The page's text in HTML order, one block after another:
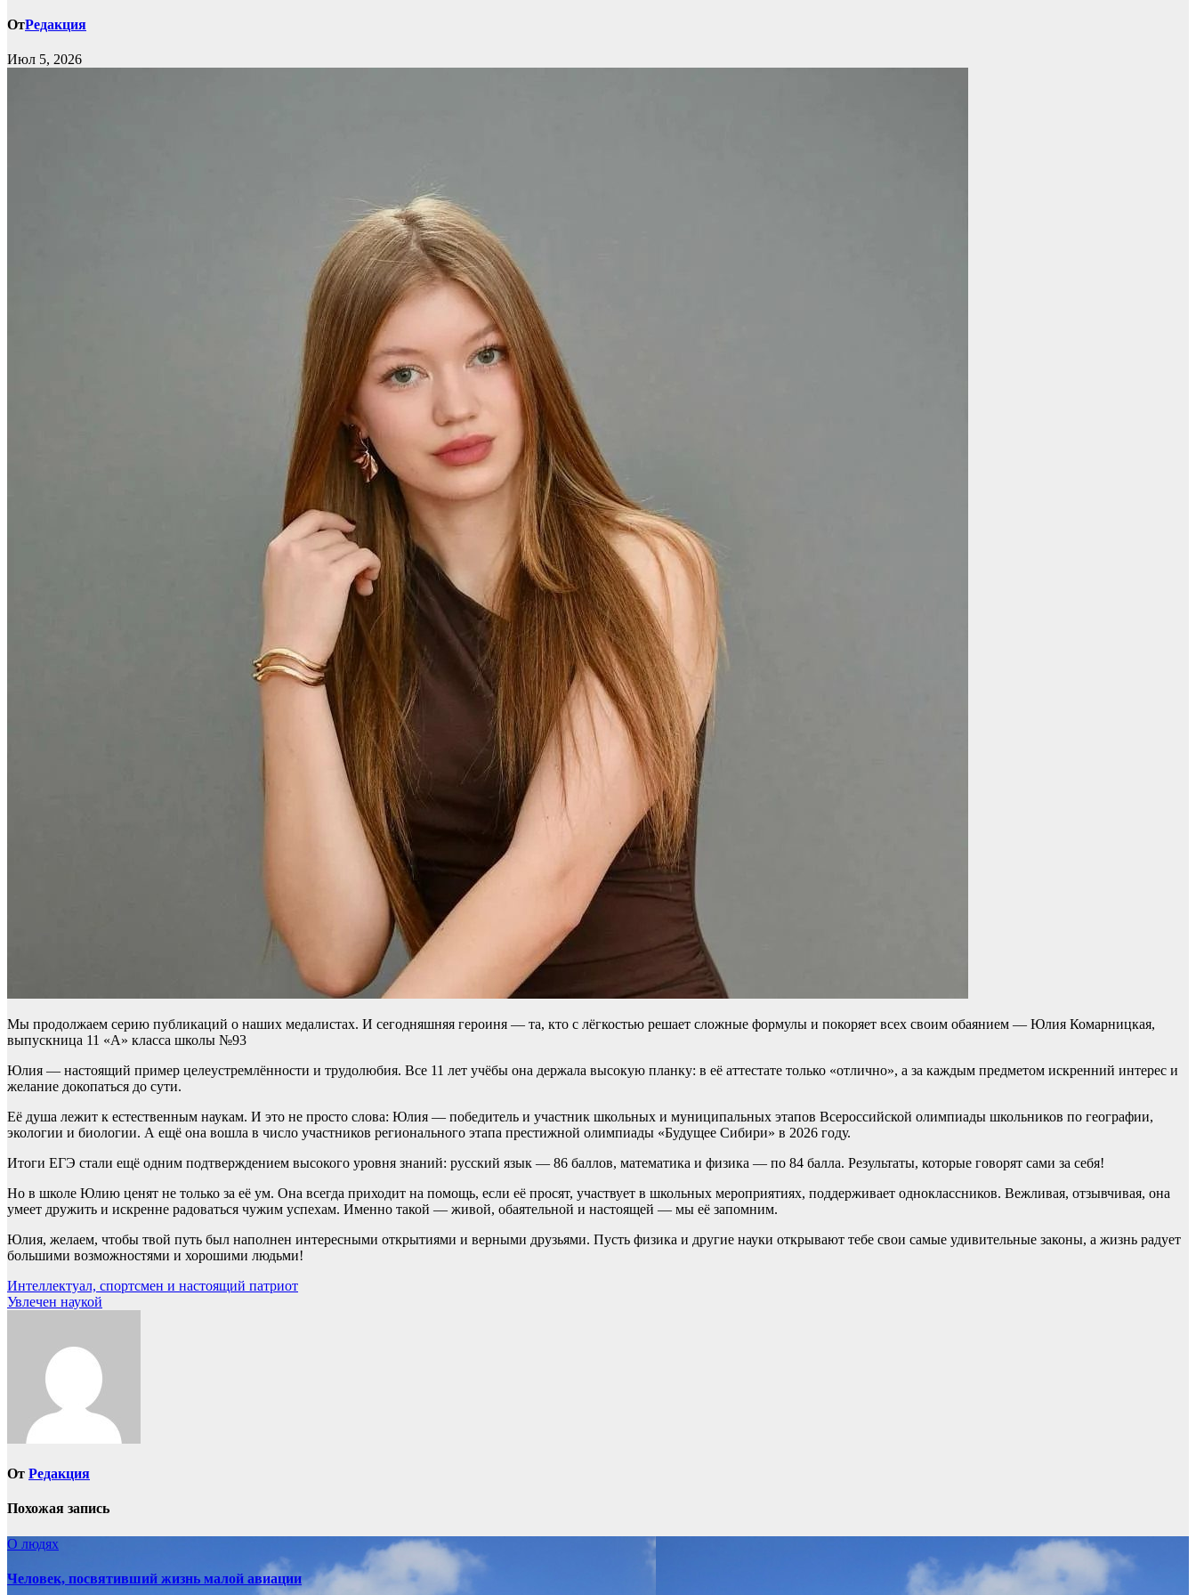
ОтРедакция
Июл 5, 2026
Мы продолжаем серию публикаций о наших медалистах. И сегодняшняя героиня — та, кто с лёгкостью решает сложные формулы и покоряет всех своим обаянием — Юлия Комарницкая,
выпускница 11 «А» класса школы №93
Юлия — настоящий пример целеустремлённости и трудолюбия. Все 11 лет учёбы она держала высокую планку: в её аттестате только «отлично», а за каждым предметом искренний интерес и
желание докопаться до сути.
Её душа лежит к естественным наукам. И это не просто слова: Юлия — победитель и участник школьных и муниципальных этапов Всероссийской олимпиады школьников по географии,
экологии и биологии. А ещё она вошла в число участников регионального этапа престижной олимпиады «Будущее Сибири» в 2026 году.
Итоги ЕГЭ стали ещё одним подтверждением высокого уровня знаний: русский язык — 86 баллов, математика и физика — по 84 балла. Результаты, которые говорят сами за себя!
Но в школе Юлию ценят не только за её ум. Она всегда приходит на помощь, если её просят, участвует в школьных мероприятиях, поддерживает одноклассников. Вежливая, отзывчивая, она
умеет дружить и искренне радоваться чужим успехам. Именно такой — живой, обаятельной и настоящей — мы её запомним.
Юлия, желаем, чтобы твой путь был наполнен интересными открытиями и верными друзьями. Пусть физика и другие науки открывают тебе свои самые удивительные законы, а жизнь радует
большими возможностями и хорошими людьми!
Навигация
по
Интеллектуал, спортсмен и настоящий патриот
Увлечен наукой
От Редакция
Похожая запись
О людях
Человек, посвятивший жизнь малой авиации